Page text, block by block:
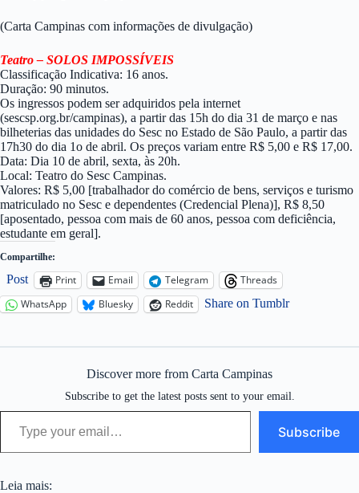
(Carta Campinas com informações de divulgação)
Teatro – SOLOS IMPOSSÍVEIS
Classificação Indicativa: 16 anos.
Duração: 90 minutos.
Os ingressos podem ser adquiridos pela internet
(sescsp.org.br/campinas), a partir das 15h do dia 31 de março e nas
bilheterias das unidades do Sesc no Estado de São Paulo, a partir das
17h30 do dia 1o de abril. Os preços variam entre R$ 5,00 e R$ 17,00.
Data: Dia 10 de abril, sexta, às 20h.
Local: Teatro do Sesc Campinas.
Valores: R$ 5,00 [trabalhador do comércio de bens, serviços e turismo
matriculado no Sesc e dependentes (Credencial Plena)], R$ 8,50
[aposentado, pessoa com mais de 60 anos, pessoa com deficiência,
estudante em geral].
Compartilhe:
Post Print Email Telegram
Threads
WhatsApp
Bluesky Reddit Share on Tumblr
Discover more from Carta Campinas
Subscribe to get the latest posts sent to your email.
Type your email…
Subscribe
Leia mais: